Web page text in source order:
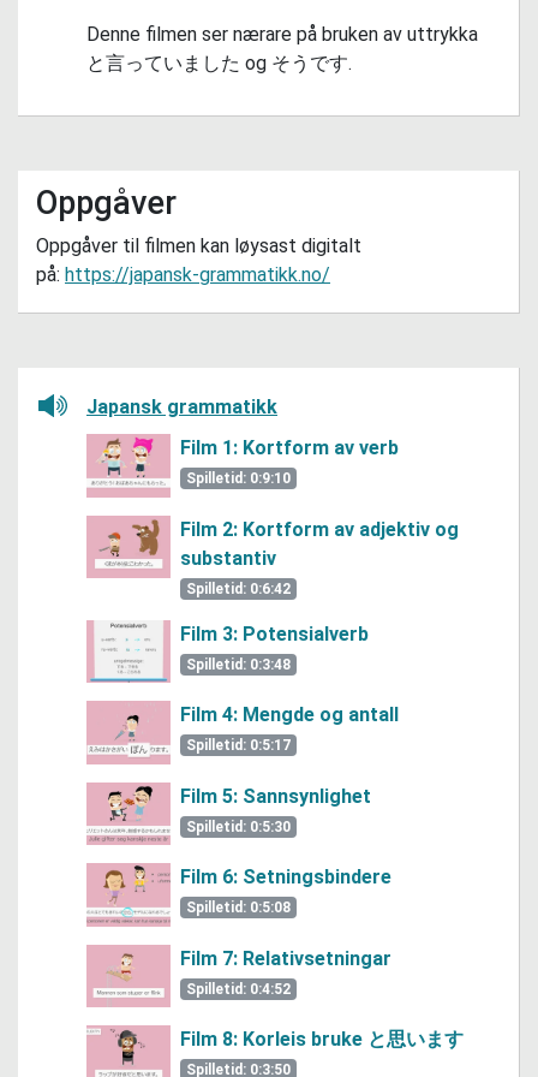
Denne filmen ser nærare på bruken av uttrykka
と言っていました og そうです.
Oppgåver
Oppgåver til filmen kan løysast digitalt
på: https://japansk-grammatikk.no/
Japansk grammatikk
Film 1: Kortform av verb
Spilletid: 0:9:10
Film 2: Kortform av adjektiv og
substantiv
Spilletid: 0:6:42
Film 3: Potensialverb
Spilletid: 0:3:48
Film 4: Mengde og antall
Spilletid: 0:5:17
Film 5: Sannsynlighet
Spilletid: 0:5:30
Film 6: Setningsbindere
Spilletid: 0:5:08
Film 7: Relativsetningar
Spilletid: 0:4:52
Film 8: Korleis bruke と思います
Spilletid: 0:3:50
Lytt her